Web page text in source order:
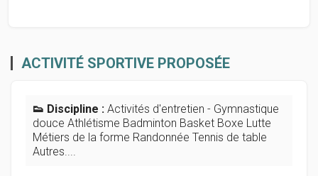
ACTIVITÉ SPORTIVE PROPOSÉE
👟 Discipline : Activités d'entretien - Gymnastique
douce Athlétisme Badminton Basket Boxe Lutte
Métiers de la forme Randonnée Tennis de table
Autres....